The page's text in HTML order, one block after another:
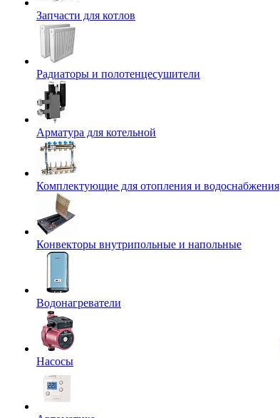
Запчасти для котлов
Радиаторы и полотенцесушители
Арматура для котельной
Комплектующие для отопления и водоснабжения
Конвекторы внутрипольные и напольные
Водонагреватели
Насосы